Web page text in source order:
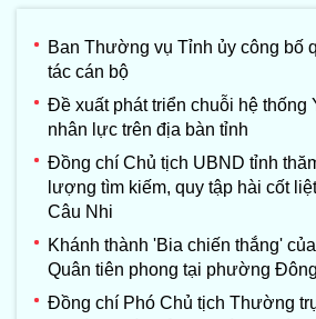
Ban Thường vụ Tỉnh ủy công bố
tác cán bộ
Đề xuất phát triển chuỗi hệ thống
nhân lực trên địa bàn tỉnh
Đồng chí Chủ tịch UBND tỉnh
lượng tìm kiếm, quy tập hài cốt
Câu Nhi
Khánh thành 'Bia chiến thắng'
Quân tiên phong tại phường
Đồng chí Phó Chủ tịch Thường